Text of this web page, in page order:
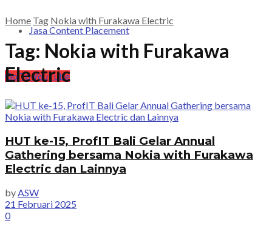
Jasa Content Placement
Go To YouTube
Home Tag Nokia with Furakawa Electric
Tag: Nokia with Furakawa
Electric
HUT ke-15, ProfIT Bali Gelar Annual
Gathering bersama Nokia with Furakawa
Electric dan Lainnya
byASW
21 Februari 2025
0